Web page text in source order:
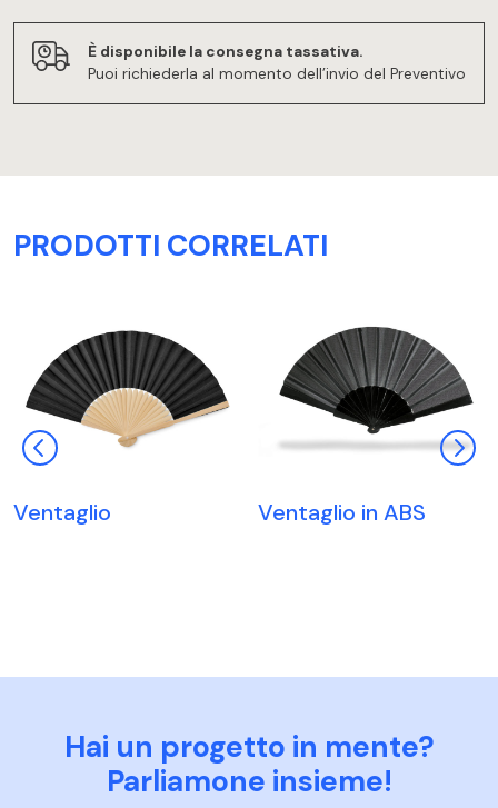
È disponibile la consegna tassativa.
Puoi richiederla al momento dell’invio del Preventivo
PRODOTTI CORRELATI
Ventaglio Ventaglio in ABS
Hai un progetto in mente?
Parliamone insieme!